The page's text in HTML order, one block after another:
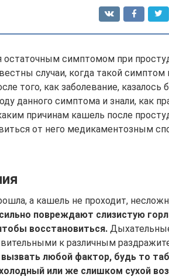
остаточным симптомом при
случаи, когда такой симптом
того, как заболевание, казалось
данного симптома и знали, как
причинам кашель после
от него медикаментозным
а кашель не проходит,
повреждают слизистую
восстановиться.
к различным
любой фактор, будь то
или же слишком сухой